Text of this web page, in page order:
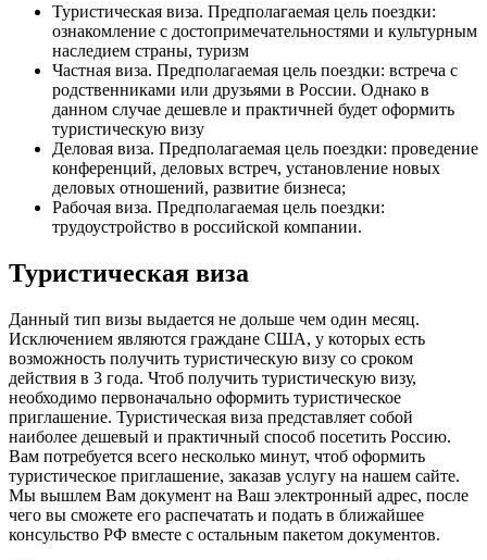
Туристическая виза. Предполагаемая цель поездки:
ознакомление с достопримечательностями и культурным
наследием страны, туризм
Частная виза. Предполагаемая цель поездки: встреча с
родственниками или друзьями в России. Однако в
данном случае дешевле и практичней будет оформить
туристическую визу
Деловая виза. Предполагаемая цель поездки: проведение
конференций, деловых встреч, установление новых
деловых отношений, развитие бизнеса;
Рабочая виза. Предполагаемая цель поездки:
трудоустройство в российской компании.
Туристическая виза
Данный тип визы выдается не дольше чем один месяц.
Исключением являются граждане США, у которых есть
возможность получить туристическую визу со сроком
действия в 3 года. Чтоб получить туристическую визу,
необходимо первоначально оформить туристическое
приглашение. Туристическая виза представляет собой
наиболее дешевый и практичный способ посетить Россию.
Вам потребуется всего несколько минут, чтоб оформить
туристическое приглашение, заказав услугу на нашем сайте.
Мы вышлем Вам документ на Ваш электронный адрес, после
чего вы сможете его распечатать и подать в ближайшее
консульство РФ вместе с остальным пакетом документов.